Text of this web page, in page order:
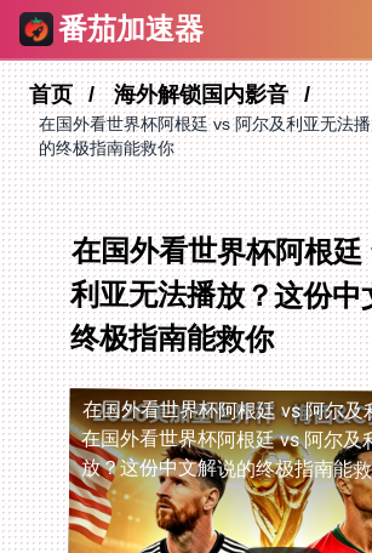
番茄加速器
首页 海外解锁国内影音
在国外看世界杯阿根廷 vs 阿尔及利亚无法
的终极指南能救你
在国外看世界杯阿根
利亚无法播放？这份
终极指南能救你
在国外看世界杯阿根廷 vs 阿尔及
在国外看世界杯阿根廷 vs 阿尔及
放？这份中文解说的终极指南能